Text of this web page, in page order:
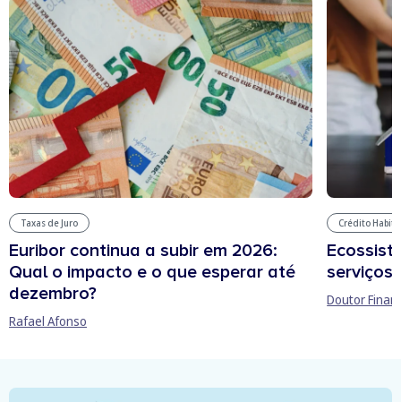
Taxas de Juro
Euribor continua a subir em 2026:
Qual o impacto e o que esperar até
dezembro?
Rafael Afonso
Crédito
serviços
Doutor